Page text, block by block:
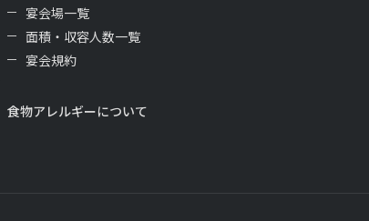
宴会場一覧
面積・収容人数一覧
宴会規約
食物アレルギーについて